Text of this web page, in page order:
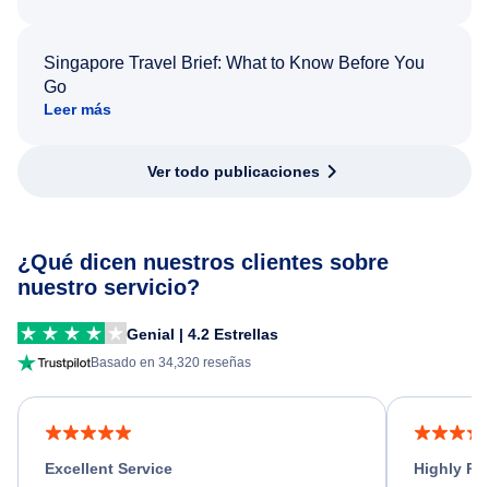
Singapore Travel Brief: What to Know Before You
Go
Leer más
Ver todo publicaciones
¿Qué dicen nuestros clientes sobre
nuestro servicio?
Genial | 4.2 Estrellas
Basado en 34,320 reseñas
Excellent Service
Highly